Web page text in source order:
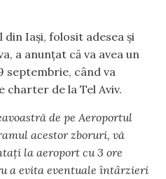
Iași, folosit adesea și
a anunțat că va avea un
septembrie, când va
charter de la Tel Aviv.
de pe Aeroportul
acestor zboruri, vă
la aeroport cu 3 ore
a evita eventuale întârzieri